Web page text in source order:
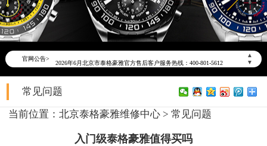
官网公告>
▲
▼
2026年6月泰格豪雅北京市售后服务网络优化升级公告
2026年6月北京市泰格豪雅官方售后客户服务热线：400-801-5612
2026年6月泰格豪雅售后服务中心最新网点地址：
北京市东城区东长安街1号东方广场写字楼W3座6层602室（需提前预约）
常见问题
当前位置： 北京泰格豪雅维修中心 > 常见问题
入门级泰格豪雅值得买吗